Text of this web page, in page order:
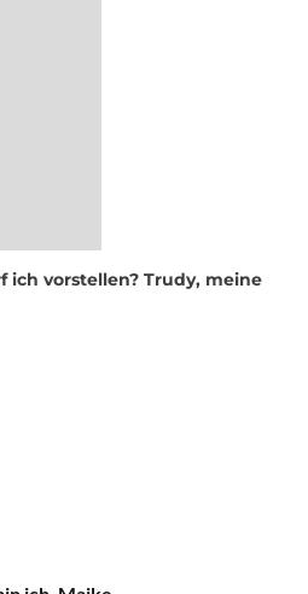
ich vorstellen? Trudy, meine